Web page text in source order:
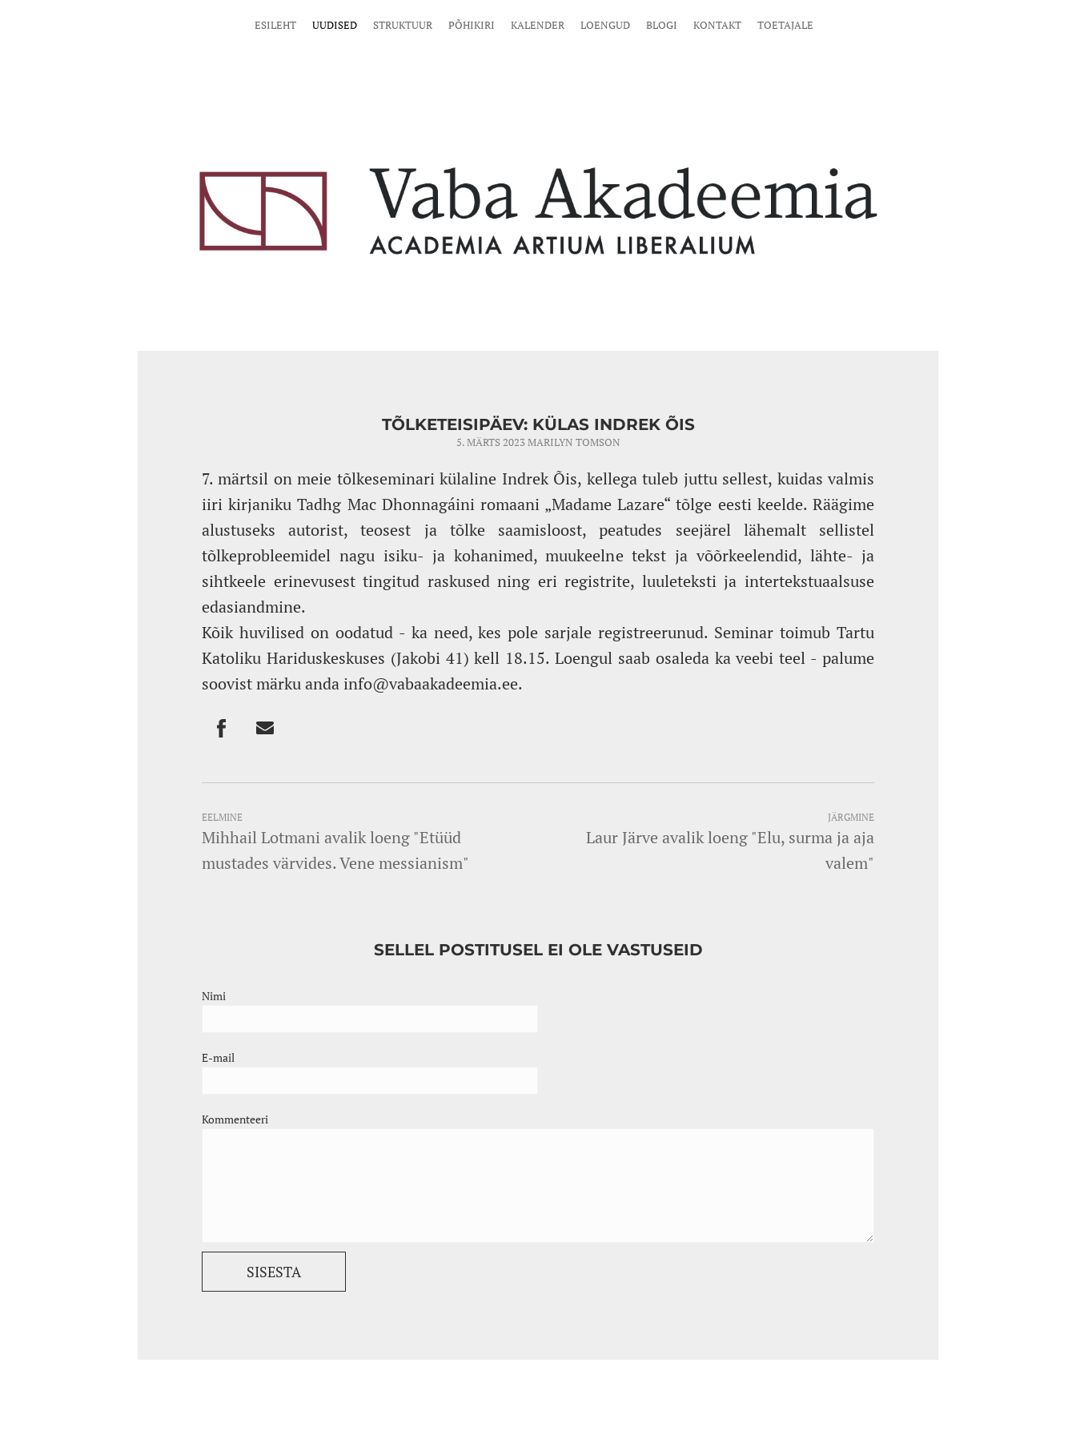
ESILEHT UUDISED STRUKTUUR PÕHIKIRI KALENDER LOENGUD BLOGI KONTAKT TOETAJALE
TÕLKETEISIPÄEV: KÜLAS INDREK ÕIS
5. MÄRTS 2023MARILYN TOMSON
7. märtsil on meie tõlkeseminari külaline Indrek Õis, kellega tuleb juttu sellest, kuidas valmis
iiri kirjaniku Tadhg Mac Dhonnagáini romaani „Madame Lazare“ tõlge eesti keelde. Räägime
alustuseks autorist, teosest ja tõlke saamisloost, peatudes seejärel lähemalt sellistel
tõlkeprobleemidel nagu isiku- ja kohanimed, muukeelne tekst ja võõrkeelendid, lähte- ja
sihtkeele erinevusest tingitud raskused ning eri registrite, luuleteksti ja intertekstuaalsuse
edasiandmine.
Kõik huvilised on oodatud - ka need, kes pole sarjale registreerunud. Seminar toimub Tartu
Katoliku Hariduskeskuses (Jakobi 41) kell 18.15. Loengul saab osaleda ka veebi teel - palume
soovist märku anda info@vabaakadeemia.ee.
EELMINE
Mihhail Lotmani avalik loeng "Etüüd
mustades värvides. Vene messianism"
JÄRGMINE
Laur Järve avalik loeng "Elu, surma ja aja
valem"
SELLEL POSTITUSEL EI OLE VASTUSEID
Nimi
E-mail
Kommenteeri